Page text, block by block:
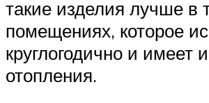
такие изделия лучше в
помещениях, которое
круглогодично и имеет
отопления.